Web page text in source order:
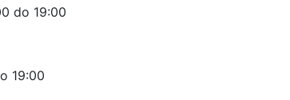
do 19:00
19:00